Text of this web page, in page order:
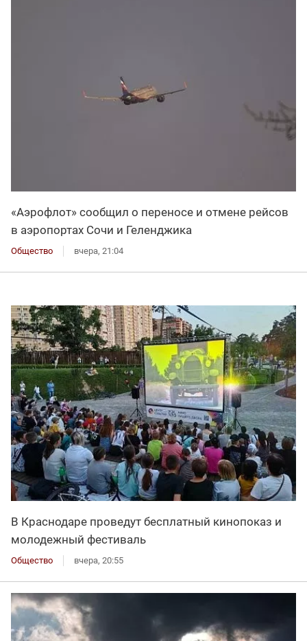
«Аэрофлот» сообщил о переносе и отмене рейсов
в аэропортах Сочи и Геленджика
Общество вчера, 21:04
В Краснодаре проведут бесплатный кинопоказ и
молодежный фестиваль
Общество вчера, 20:55